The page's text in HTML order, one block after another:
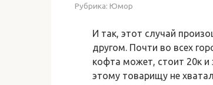
Рубрика: Юмор
И так, этот случай
другом. Почти во всех
кофта может, стоит 20к и
этому товарищу не